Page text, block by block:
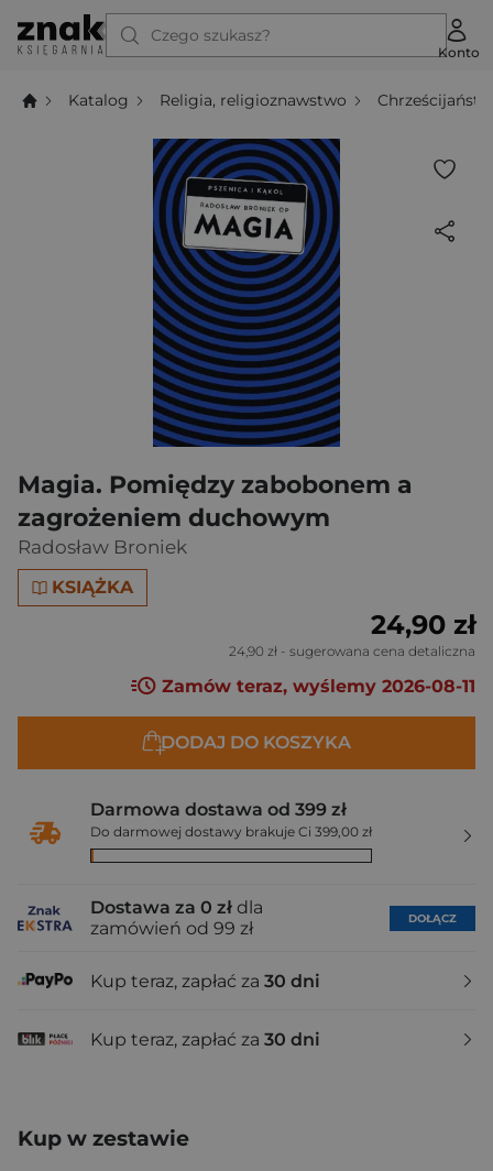
Czego szukasz?
Konto
Katalog Religia, religioznawstwo
Magia. Pomiędzy zabobonem a
zagrożeniem duchowym
Radosław Broniek
KSIĄŻKA
24,90 zł
24,90 zł - sugerowana cena detaliczna
Zamów teraz, wyślemy 2026-08-11
DODAJ DO KOSZYKA
Darmowa dostawa od 399 zł
Do darmowej dostawy brakuje Ci 399,00 zł
Dostawa za 0 zł dla
zamówień od 99 zł
DOŁĄCZ
Kup teraz, zapłać za 30 dni
Kup teraz, zapłać za 30 dni
Kup w zestawie